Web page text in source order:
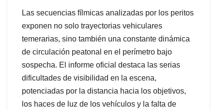
Las secuencias fílmicas analizadas por los peritos
exponen no solo trayectorias vehiculares
temerarias, sino también una constante dinámica
de circulación peatonal en el perímetro bajo
sospecha. El informe oficial destaca las serias
dificultades de visibilidad en la escena,
potenciadas por la distancia hacia los objetivos,
los haces de luz de los vehículos y la falta de